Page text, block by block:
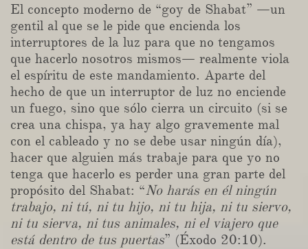
El concepto moderno de “goy de Shabat” —un
gentil al que se le pide que encienda los
interruptores de la luz para que no tengamos
que hacerlo nosotros mismos— realmente viola
el espíritu de este mandamiento. Aparte del
hecho de que un interruptor de luz no enciende
un fuego, sino que sólo cierra un circuito (si se
crea una chispa, ya hay algo gravemente mal
con el cableado y no se debe usar ningún día),
hacer que alguien más trabaje para que yo no
tenga que hacerlo es perder una gran parte del
propósito del Shabat: “No harás en él ningún
trabajo, ni tú, ni tu hijo, ni tu hija, ni tu siervo,
ni tu sierva, ni tus animales, ni el viajero que
está dentro de tus puertas” (Éxodo 20:10).